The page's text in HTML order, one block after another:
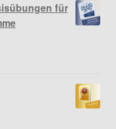
für